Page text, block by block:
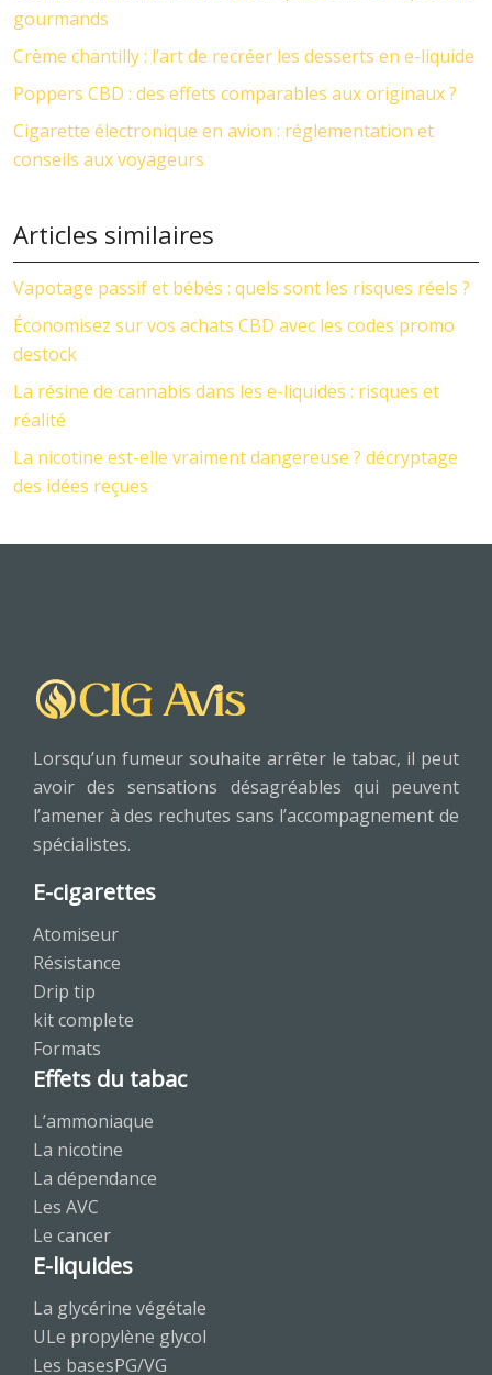
gourmands
Crème chantilly : l’art de recréer les desserts en e-liquide
Poppers CBD : des effets comparables aux originaux ?
Cigarette électronique en avion : réglementation et
conseils aux voyageurs
Articles similaires
Vapotage passif et bébés : quels sont les risques réels ?
Économisez sur vos achats CBD avec les codes promo
destock
La résine de cannabis dans les e-liquides : risques et
réalité
La nicotine est-elle vraiment dangereuse ? décryptage
des idées reçues
Lorsqu’un fumeur souhaite arrêter le tabac, il peut
avoir des sensations désagréables qui peuvent
l’amener à des rechutes sans l’accompagnement de
spécialistes.
E-cigarettes
Atomiseur
Résistance
Drip tip
kit complete
Formats
Effets du tabac
L’ammoniaque
La nicotine
La dépendance
Les AVC
Le cancer
E-liquides
La glycérine végétale
ULe propylène glycol
Les basesPG/VG